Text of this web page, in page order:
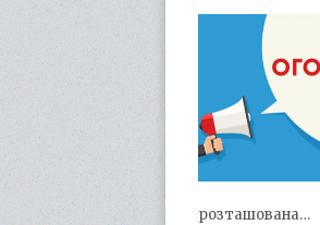
розташована…